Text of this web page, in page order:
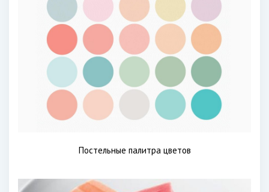
Постельные палитра цветов